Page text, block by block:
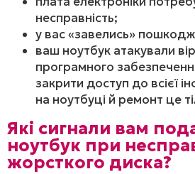
несправність;
у вас «завелись»
ваш ноутбук атакували
програмного
закрити доступ до всієї
на ноутбуці й ремонт це
Які сигнали вам
ноутбук при
жорсткого диска?